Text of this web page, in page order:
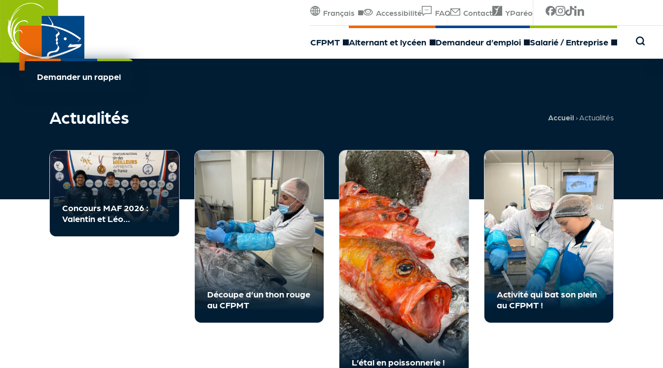
Français Accessibilité FAQ Contact YParéo
CFPMT Alternant et lycéen Demandeur d’emploi Salarié / Entreprise
Français FLE
Demander un rappel
Actualités Accueil ›Actualités
Concours MAF 2026 :
Valentin et Léo
Meilleur Apprenti de
Découpe d’un thon rouge
au CFPMT
L’étal en poissonnerie !
Activité qui bat son plein
au CFPMT !